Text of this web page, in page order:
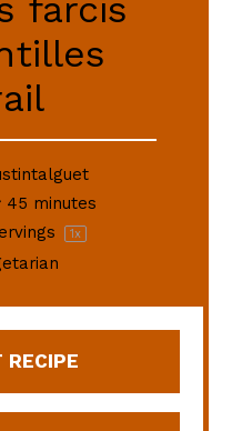
farcis
45 minutes
1x
RECIPE